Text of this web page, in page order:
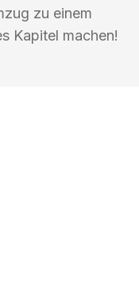
zu einem
Kapitel machen!